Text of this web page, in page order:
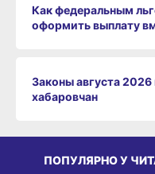
Как федеральным
оформить выплату
Законы августа
хабаровчан
ПОПУЛЯРНО У